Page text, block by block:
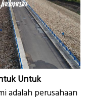
Untuk
adalah perusahaan